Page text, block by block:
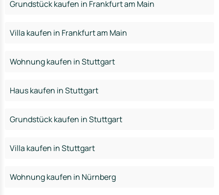
Grundstück kaufen in Frankfurt am Main
Villa kaufen in Frankfurt am Main
Wohnung kaufen in Stuttgart
Haus kaufen in Stuttgart
Grundstück kaufen in Stuttgart
Villa kaufen in Stuttgart
Wohnung kaufen in Nürnberg